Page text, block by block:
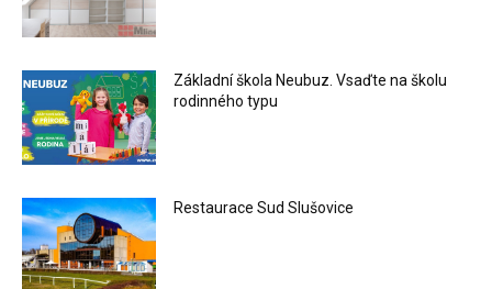
Základní škola Neubuz. Vsaďte na školu
rodinného typu
Restaurace Sud Slušovice